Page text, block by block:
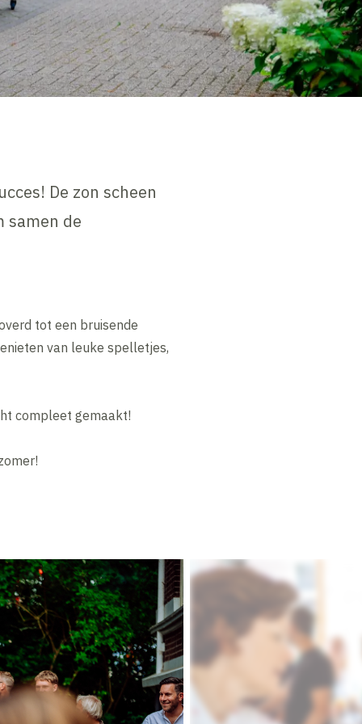
De zon scheen
samen de
tot een bruisende
van leuke spelletjes,
compleet gemaakt!